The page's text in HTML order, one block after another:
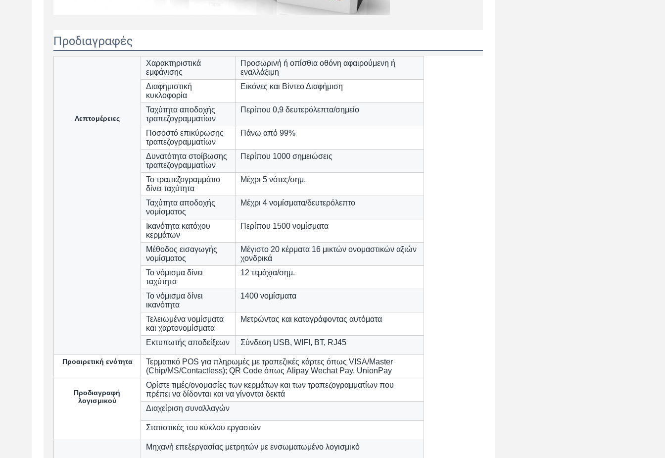
Προδιαγραφές
Λεπτομέρειες
Χαρακτηριστικά
εμφάνισης
Προσωρινή ή οπίσθια οθόνη αφαιρούμενη ή
εναλλάξιμη
Διαφημιστική
κυκλοφορία
Εικόνες και Βίντεο Διαφήμιση
Ταχύτητα αποδοχής
τραπεζογραμματίων
Περίπου 0,9 δευτερόλεπτα/σημείο
Ποσοστό επικύρωσης
τραπεζογραμματίων
Πάνω από 99%
Δυνατότητα στοίβωσης
τραπεζογραμματίων
Περίπου 1000 σημειώσεις
Το τραπεζογραμμάτιο
δίνει ταχύτητα
Μέχρι 5 νότες/σημ.
Ταχύτητα αποδοχής
νομίσματος
Μέχρι 4 νομίσματα/δευτερόλεπτο
Ικανότητα κατόχου
κερμάτων
Περίπου 1500 νομίσματα
Μέθοδος εισαγωγής
νομίσματος
Μέγιστο 20 κέρματα 16 μικτών ονομαστικών αξιών
χονδρικά
Το νόμισμα δίνει
ταχύτητα
12 τεμάχια/σημ.
Το νόμισμα δίνει
ικανότητα
1400 νομίσματα
Τελειωμένα νομίσματα
και χαρτονομίσματα
Μετρώντας και καταγράφοντας αυτόματα
Εκτυπωτής αποδείξεων Σύνδεση USB, WIFI, BT, RJ45
Προαιρετική ενότητα
Τερματικό POS για πληρωμές με τραπεζικές κάρτες όπως VISA/Master
(Chip/MS/Contactless); QR Code όπως Alipay Wechat Pay, UnionPay
Προδιαγραφή
λογισμικού
Ορίστε τιμές/ονομασίες των κερμάτων και των τραπεζογραμματίων που
πρέπει να δίδονται και να γίνονται δεκτά
Διαχείριση συναλλαγών
Στατιστικές του κύκλου εργασιών
Μηχανή επεξεργασίας μετρητών με ενσωματωμένο λογισμικό